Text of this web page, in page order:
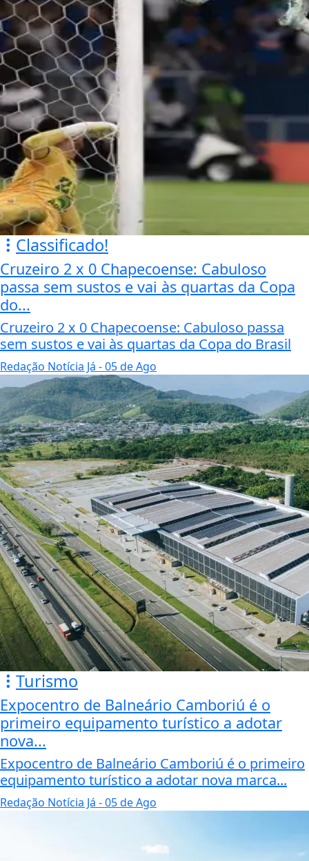
Classificado!
Cruzeiro 2 x 0 Chapecoense: Cabuloso
passa sem sustos e vai às quartas da Copa
do...
Cruzeiro 2 x 0 Chapecoense: Cabuloso passa
sem sustos e vai às quartas da Copa do Brasil
Redação Notícia Já - 05 de Ago
Turismo
Expocentro de Balneário Camboriú é o
primeiro equipamento turístico a adotar
nova...
Expocentro de Balneário Camboriú é o primeiro
equipamento turístico a adotar nova marca...
Redação Notícia Já - 05 de Ago